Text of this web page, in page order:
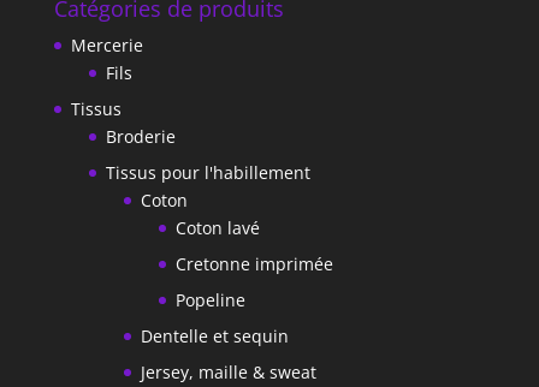
Catégories de produits
Mercerie
Fils
Tissus
Broderie
Tissus pour l'habillement
Coton
Coton lavé
Cretonne imprimée
Popeline
Dentelle et sequin
Jersey, maille & sweat